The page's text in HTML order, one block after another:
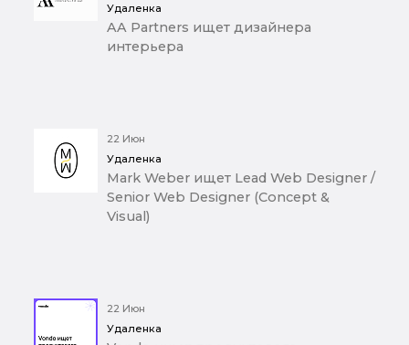
Удаленка
AA Partners ищет дизайнера
интерьера
22 Июн
Удаленка
Mark Weber ищет Lead Web Designer /
Senior Web Designer (Concept &
Visual)
22 Июн
Удаленка